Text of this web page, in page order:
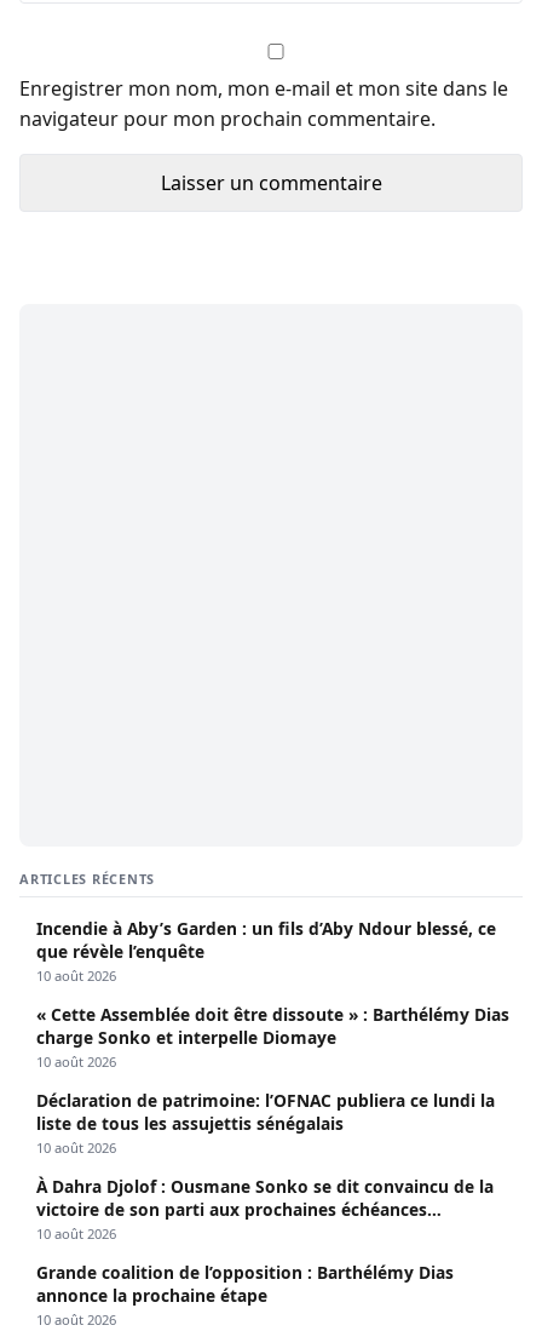
Enregistrer mon nom, mon e-mail et mon site dans le
navigateur pour mon prochain commentaire.
ARTICLES RÉCENTS
Incendie à Aby’s Garden : un fils d’Aby Ndour blessé, ce
que révèle l’enquête
10 août 2026
« Cette Assemblée doit être dissoute » : Barthélémy Dias
charge Sonko et interpelle Diomaye
10 août 2026
Déclaration de patrimoine: l’OFNAC publiera ce lundi la
liste de tous les assujettis sénégalais
10 août 2026
À Dahra Djolof : Ousmane Sonko se dit convaincu de la
victoire de son parti aux prochaines échéances
électorales.
10 août 2026
Grande coalition de l’opposition : Barthélémy Dias
annonce la prochaine étape
10 août 2026